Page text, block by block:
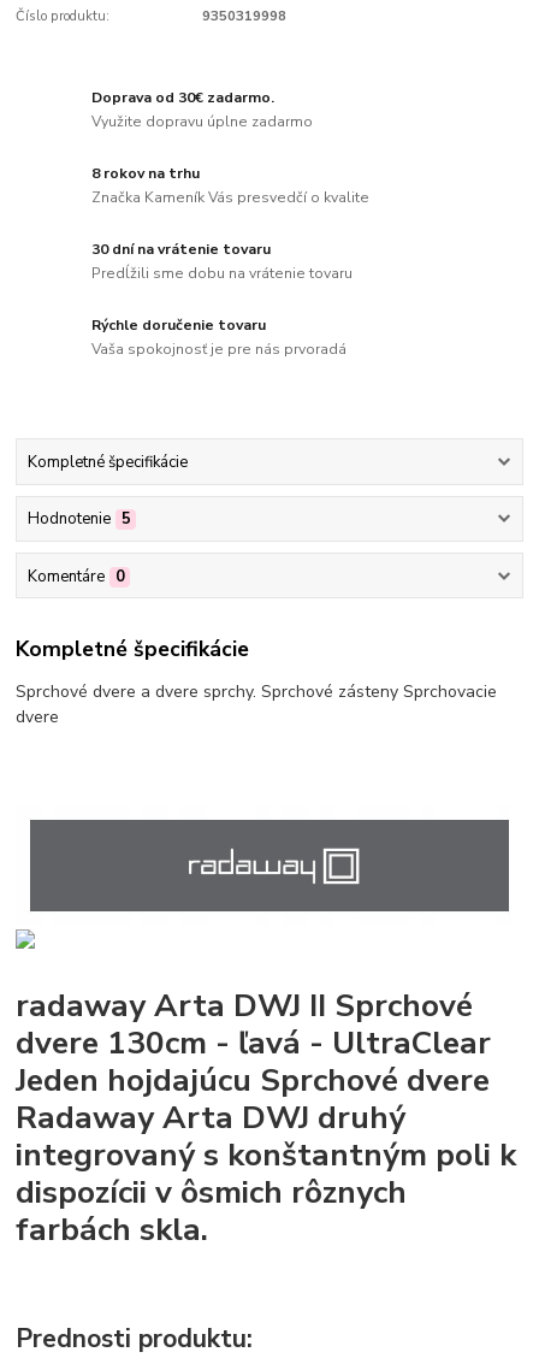
Číslo produktu: 9350319998
Doprava od 30€ zadarmo.
Využite dopravu úplne zadarmo
8 rokov na trhu
Značka Kameník Vás presvedčí o kvalite
30 dní na vrátenie tovaru
Predĺžili sme dobu na vrátenie tovaru
Rýchle doručenie tovaru
Vaša spokojnosť je pre nás prvoradá
Kompletné špecifikácie
Hodnotenie 5
Komentáre 0
Kompletné špecifikácie
Sprchové dvere a dvere sprchy. Sprchové zásteny Sprchovacie
dvere
radaway Arta DWJ II Sprchové
dvere 130cm - ľavá - UltraClear
Jeden hojdajúcu Sprchové dvere
Radaway Arta DWJ druhý
integrovaný s konštantným poli k
dispozícii v ôsmich rôznych
farbách skla.
Prednosti produktu: